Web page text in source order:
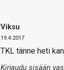
Viksu
19.4.2017
TKL tänne heti
Kirjaudu sisään